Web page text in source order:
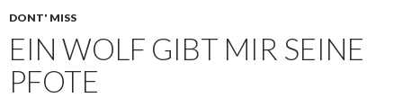
DONT' MISS
EIN WOLF GIBT MIR SEINE
PFOTE